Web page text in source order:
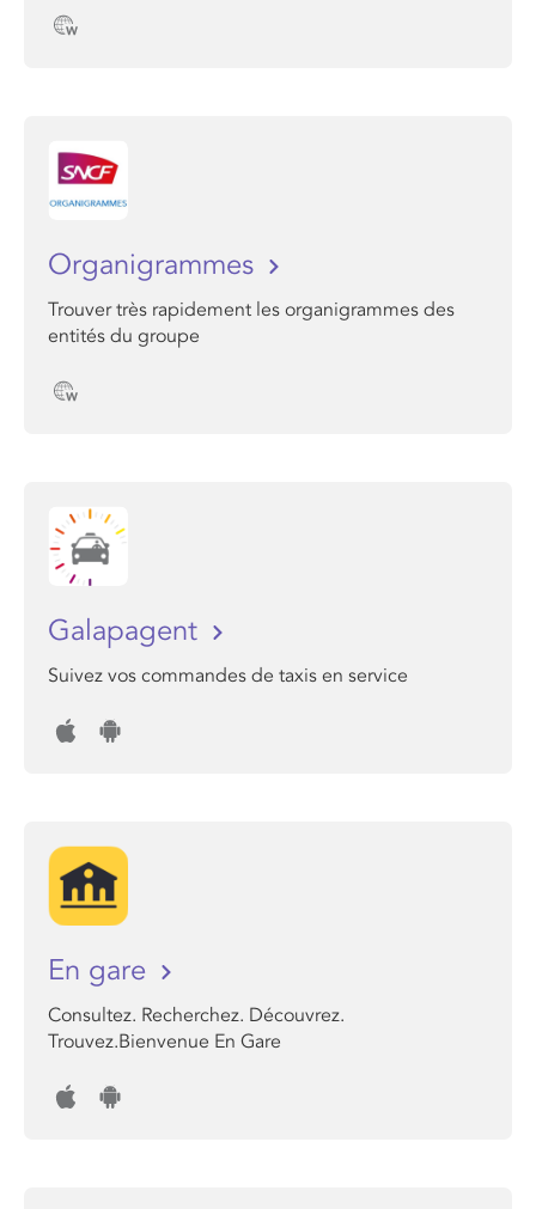
Organigrammes
Trouver très rapidement les organigrammes des
entités du groupe
Galapagent
Suivez vos commandes de taxis en service
En gare
Consultez. Recherchez. Découvrez.
Trouvez.Bienvenue En Gare